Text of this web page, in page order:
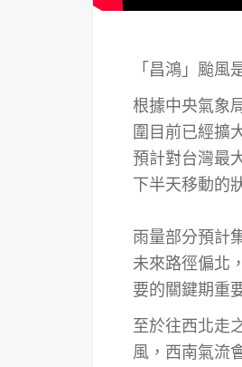
「昌鴻」颱風
根據中央氣象
圍目前已經擴
預計對台灣最
下半天移動的
雨量部分預計
未來路徑偏北
要的關鍵期重
至於往西北走
風，西南氣流